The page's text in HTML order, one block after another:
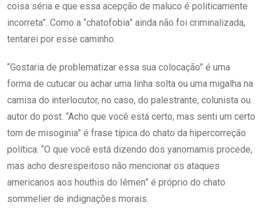
coisa séria e que essa acepção de maluco é politicamente
incorreta”. Como a “chatofobia” ainda não foi criminalizada,
tentarei por esse caminho.
“Gostaria de problematizar essa sua colocação” é uma
forma de cutucar ou achar uma linha solta ou uma migalha na
camisa do interlocutor, no caso, do palestrante, colunista ou
autor do post. “Acho que você está certo, mas senti um certo
tom de misoginia” é frase típica do chato da hipercorreção
política. “O que você está dizendo dos yanomamis procede,
mas acho desrespeitoso não mencionar os ataques
americanos aos houthis do Iêmen” é próprio do chato
sommelier de indignações morais.